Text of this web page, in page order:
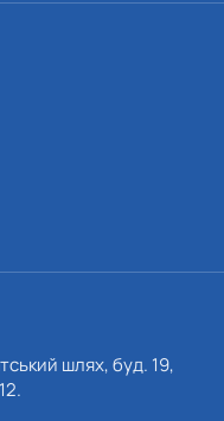
шлях, буд. 19,